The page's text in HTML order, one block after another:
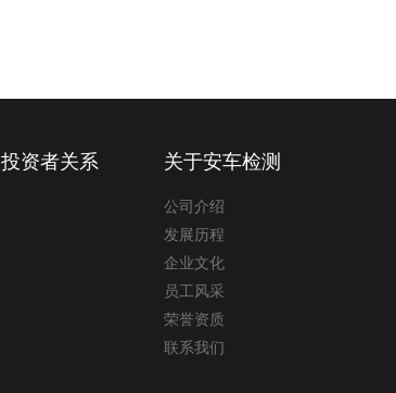
投资者关系 关于安车检测
公司介绍
发展历程
企业文化
员工风采
荣誉资质
联系我们